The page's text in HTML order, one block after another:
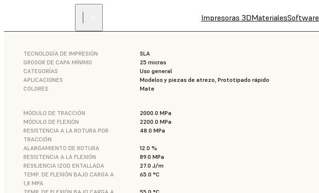
Impresoras 3DMaterialesSoftware
TECNOLOGÍA DE IMPRESIÓN
SLA
GROSOR DE CAPA MÍNIMO
25 micras
CATEGORÍAS
Uso general
APLICACIONES
Modelos y piezas de atrezo, Prototipado rápido
COLORES
Mate
MÓDULO DE TRACCIÓN
2000.0 MPa
MÓDULO DE FLEXIÓN
2200.0 MPa
RESISTENCIA A LA ROTURA POR
TRACCIÓN
48.0 MPa
ALARGAMIENTO DE ROTURA
12.0 %
RESISTENCIA A LA FLEXIÓN
89.0 MPa
RESILIENCIA IZOD ENTALLADA
27.0 J/m
TEMP. DE FLEXIÓN BAJO CARGA A
1,8 MPA
65.0 °C